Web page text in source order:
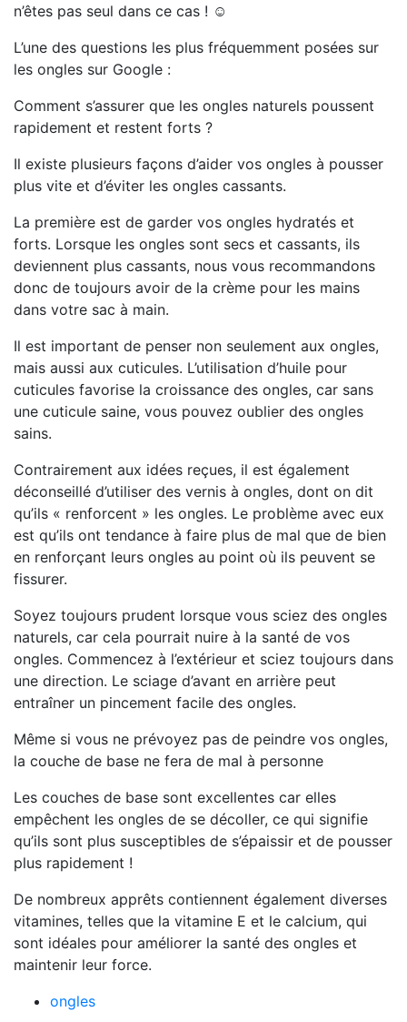
n’êtes pas seul dans ce cas ! ☺️
L’une des questions les plus fréquemment posées sur
les ongles sur Google :
Comment s’assurer que les ongles naturels poussent
rapidement et restent forts ?
Il existe plusieurs façons d’aider vos ongles à pousser
plus vite et d’éviter les ongles cassants.
La première est de garder vos ongles hydratés et
forts. Lorsque les ongles sont secs et cassants, ils
deviennent plus cassants, nous vous recommandons
donc de toujours avoir de la crème pour les mains
dans votre sac à main.
Il est important de penser non seulement aux ongles,
mais aussi aux cuticules. L’utilisation d’huile pour
cuticules favorise la croissance des ongles, car sans
une cuticule saine, vous pouvez oublier des ongles
sains.
Contrairement aux idées reçues, il est également
déconseillé d’utiliser des vernis à ongles, dont on dit
qu’ils « renforcent » les ongles. Le problème avec eux
est qu’ils ont tendance à faire plus de mal que de bien
en renforçant leurs ongles au point où ils peuvent se
fissurer.
Soyez toujours prudent lorsque vous sciez des ongles
naturels, car cela pourrait nuire à la santé de vos
ongles. Commencez à l’extérieur et sciez toujours dans
une direction. Le sciage d’avant en arrière peut
entraîner un pincement facile des ongles.
Même si vous ne prévoyez pas de peindre vos ongles,
la couche de base ne fera de mal à personne
Les couches de base sont excellentes car elles
empêchent les ongles de se décoller, ce qui signifie
qu’ils sont plus susceptibles de s’épaissir et de pousser
plus rapidement !
De nombreux apprêts contiennent également diverses
vitamines, telles que la vitamine E et le calcium, qui
sont idéales pour améliorer la santé des ongles et
maintenir leur force.
ongles